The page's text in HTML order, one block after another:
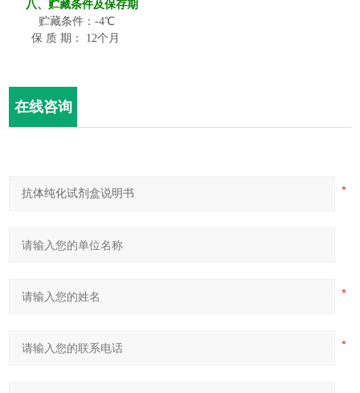
八、 贮藏条件及保存期
贮藏条件：-4℃
保 质 期： 12个 月
在线咨询